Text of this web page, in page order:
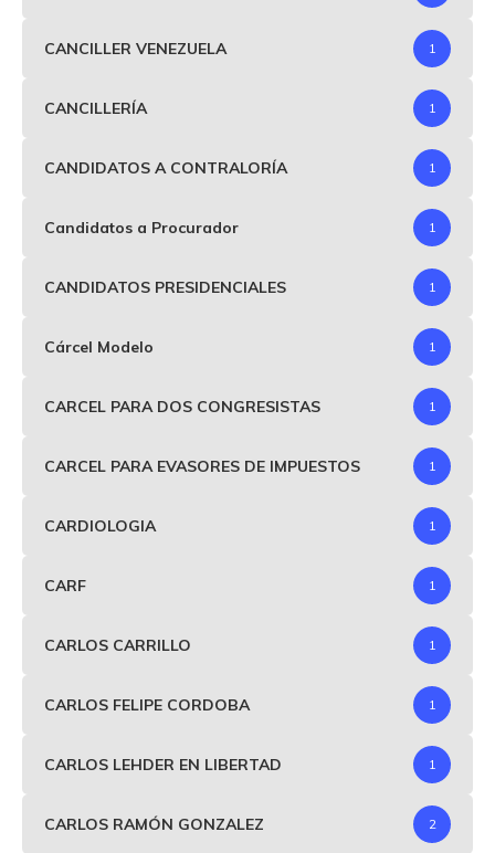
CANCILLER VENEZUELA 1
CANCILLERÍA 1
CANDIDATOS A CONTRALORÍA 1
Candidatos a Procurador 1
CANDIDATOS PRESIDENCIALES 1
Cárcel Modelo 1
CARCEL PARA DOS CONGRESISTAS 1
CARCEL PARA EVASORES DE IMPUESTOS 1
CARDIOLOGIA 1
CARF 1
CARLOS CARRILLO 1
CARLOS FELIPE CORDOBA 1
CARLOS LEHDER EN LIBERTAD 1
CARLOS RAMÓN GONZALEZ 2